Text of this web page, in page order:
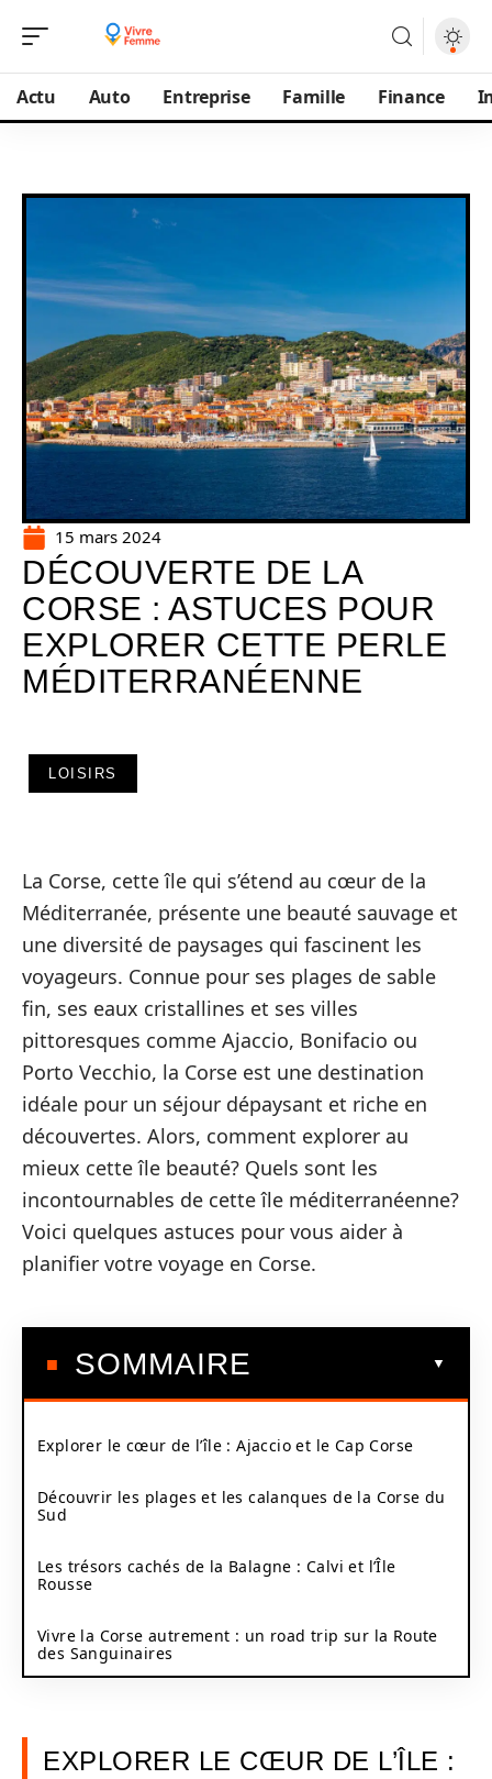
Actu Auto Entreprise Famille Finance
15 mars 2024
DÉCOUVERTE DE LA
CORSE : ASTUCES POUR
EXPLORER CETTE PERLE
MÉDITERRANÉENNE
LOISIRS
La Corse, cette île qui s’étend au cœur de la
Méditerranée, présente une beauté sauvage et
une diversité de paysages qui fascinent les
voyageurs. Connue pour ses plages de sable
fin, ses eaux cristallines et ses villes
pittoresques comme Ajaccio, Bonifacio ou
Porto Vecchio, la Corse est une destination
idéale pour un séjour dépaysant et riche en
découvertes. Alors, comment explorer au
mieux cette île beauté? Quels sont les
incontournables de cette île méditerranéenne?
Voici quelques astuces pour vous aider à
planifier votre voyage en Corse.
SOMMAIRE
Explorer le cœur de l’île : Ajaccio et le Cap Corse
Découvrir les plages et les calanques de la Corse du
Sud
Les trésors cachés de la Balagne : Calvi et l’Île
Rousse
Vivre la Corse autrement : un road trip sur la Route
des Sanguinaires
EXPLORER LE CŒUR DE L’ÎLE :